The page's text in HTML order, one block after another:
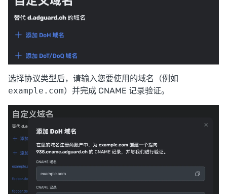
选择协议类型后，请输入您要使用的域名（例如
example.com）并完成 CNAME 记录验证。